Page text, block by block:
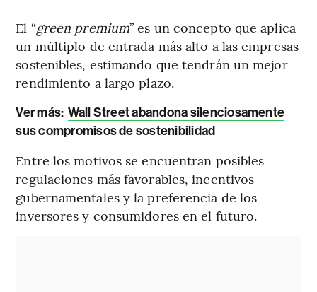
El “green premium” es un concepto que aplica
un múltiplo de entrada más alto a las empresas
sostenibles, estimando que tendrán un mejor
rendimiento a largo plazo.
Ver más: Wall Street abandona silenciosamente
sus compromisos de sostenibilidad
Entre los motivos se encuentran posibles
regulaciones más favorables, incentivos
gubernamentales y la preferencia de los
inversores y consumidores en el futuro.